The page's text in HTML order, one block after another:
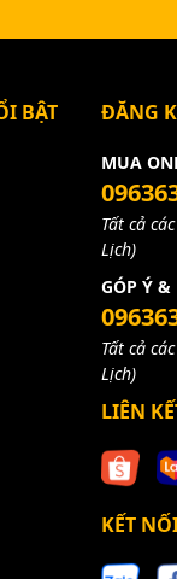
BẬT
ĐĂNG
MUA
Tất cả
Lịch)
GÓP Ý
Tất cả
Lịch)
LIÊN
KẾT